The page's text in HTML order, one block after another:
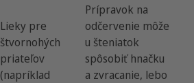
Lieky pre
štvornohých
priateľov
(napríklad
Prípravok na
odčervenie môže
u šteniatok
spôsobiť hnačku
a zvracanie, lebo